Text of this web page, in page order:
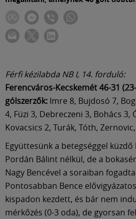
Férfi kézilabda NB I, 14. forduló:
Ferencváros-Kecskemét 46-31
gólszerzők: Imre 8, Bujdosó 7,
4, Füzi 3, Debreczeni 3, Bohács 3,
Kovacsics 2, Turák, Tóth,
Együttesünk a betegséggel küzdő
Pordán Bálint nélkül, de a
Nagy Bencével a soraiban
Pontosabban Bence
kispadon kezdett, és bár nem
mérkőzés (0-3 oda), de gyorsan
Meccscenter
Klub
Szolgáltatások
Shop
Múzeum
English